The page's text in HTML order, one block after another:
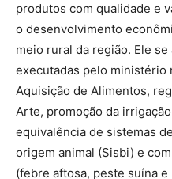
produtos com qualidade e
o desenvolvimento
meio rural da região. Ele
executadas pelo ministério
Aquisição de Alimentos,
Arte, promoção da
equivalência de sistemas
origem animal (Sisbi) e
(febre aftosa, peste suína e